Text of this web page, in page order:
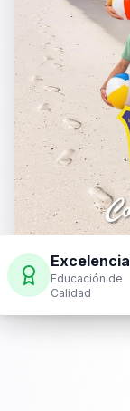
Excelencia
Educación de
Calidad